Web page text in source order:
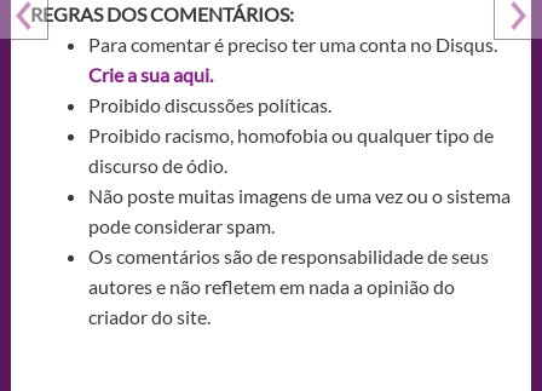
REGRAS DOS COMENTÁRIOS:
Para comentar é preciso ter uma conta no Disqus.
Crie a sua aqui.
Proibido discussões políticas.
Proibido racismo, homofobia ou qualquer tipo de
discurso de ódio.
Não poste muitas imagens de uma vez ou o sistema
pode considerar spam.
Os comentários são de responsabilidade de seus
autores e não refletem em nada a opinião do
criador do site.